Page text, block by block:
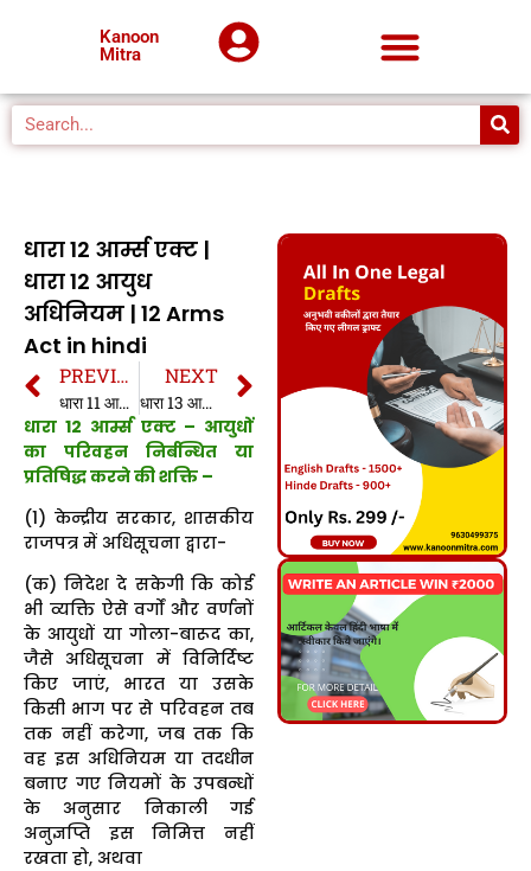
Kanoon
Mitra
धारा 12 आर्म्स एक्ट |
धारा 12 आयुध
अधिनियम | 12 Arms
Act in hindi
PREVIOUS
धारा 11 आर्म्स एक्ट | धारा 11 आयुध अधिनियम | 11 Arms Act in hindi
NEXT
धारा 13 आर्म्स एक्ट | धारा 13 आयुध अधिनियम | 13 Arms Act in hindi
धारा 12 आर्म्स एक्ट – आयुधों
का परिवहन निर्बन्धित या
प्रतिषिद्ध करने की शक्ति –
(1) केन्द्रीय सरकार, शासकीय
राजपत्र में अधिसूचना द्वारा-
(क) निदेश दे सकेगी कि कोई
भी व्यक्ति ऐसे वर्गों और वर्णनों
के आयुधों या गोला-बारूद का,
जैसे अधिसूचना में विनिर्दिष्ट
किए जाएं, भारत या उसके
किसी भाग पर से परिवहन तब
तक नहीं करेगा, जब तक कि
वह इस अधिनियम या तदधीन
बनाए गए नियमों के उपबन्धों
के अनुसार निकाली गई
अनुज्ञप्ति इस निमित्त नहीं
रखता हो, अथवा